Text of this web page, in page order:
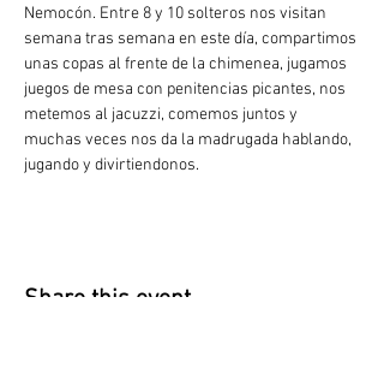
Nemocón. Entre 8 y 10 solteros nos visitan
semana tras semana en este día, compartimos
unas copas al frente de la chimenea, jugamos
juegos de mesa con penitencias picantes, nos
metemos al jacuzzi, comemos juntos y
muchas veces nos da la madrugada hablando,
jugando y divirtiendonos.
Share this event